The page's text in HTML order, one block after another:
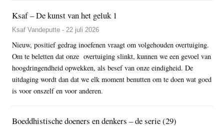
Ksaf – De kunst van het geluk 1
Ksaf Vandeputte - 22 juli 2026
Nieuw, positief gedrag inoefenen vraagt om volgehouden overtuiging.
Om te beletten dat onze overtuiging slinkt, kunnen we een gevoel van
hoogdringendheid opwekken, als besef van onze eindigheid. De
uitdaging wordt dan dat we elk moment benutten om te doen wat goed
is voor onszelf en voor anderen.
Boeddhistische doeners en denkers – de serie (29)